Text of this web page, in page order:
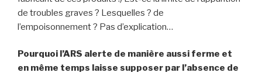
de troubles graves ? Lesquelles ? de
l’empoisonnement ? Pas d’explication…
Pourquoi l’ARS alerte de manière aussi ferme et
en même temps laisse supposer par l’absence de